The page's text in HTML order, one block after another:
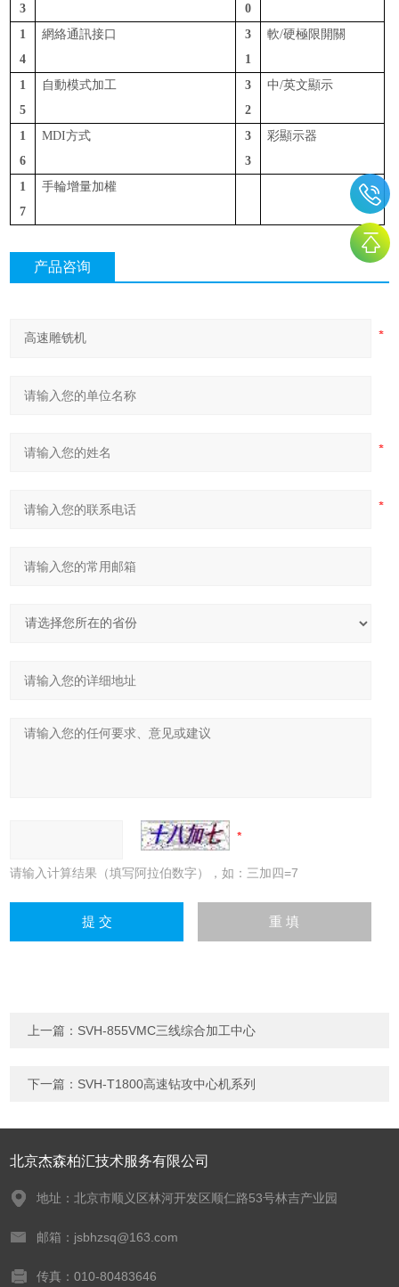
3
0
1
4
網絡通訊接口
3
1
軟/硬極限開關
1
5
自動模式加工
3
2
中/英文顯示
1
6
MDI方式
3
3
彩顯示器
1
7
手輪增量加權
产品咨询
请输入计算结果（填写阿拉伯数字），如：三加四=7
上一篇： SVH-855VMC三线综合加工中心
下一篇： SVH-T1800高速钻攻中心机系列
北京杰森柏汇技术服务有限公司
地址：北京市顺义区林河开发区顺仁路53号林吉产业园
邮箱：jsbhzsq@163.com
传真：010-80483646